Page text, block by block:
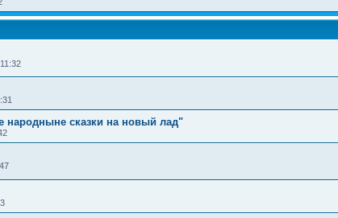
народныне сказки на новый лад"